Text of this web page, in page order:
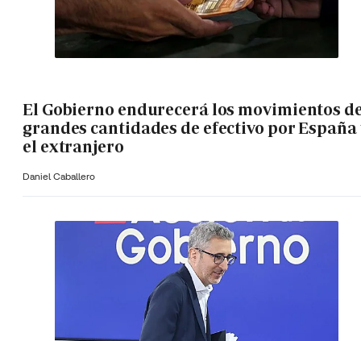
El Gobierno endurecerá los movimientos
grandes cantidades de efectivo por España
el extranjero
Daniel Caballero